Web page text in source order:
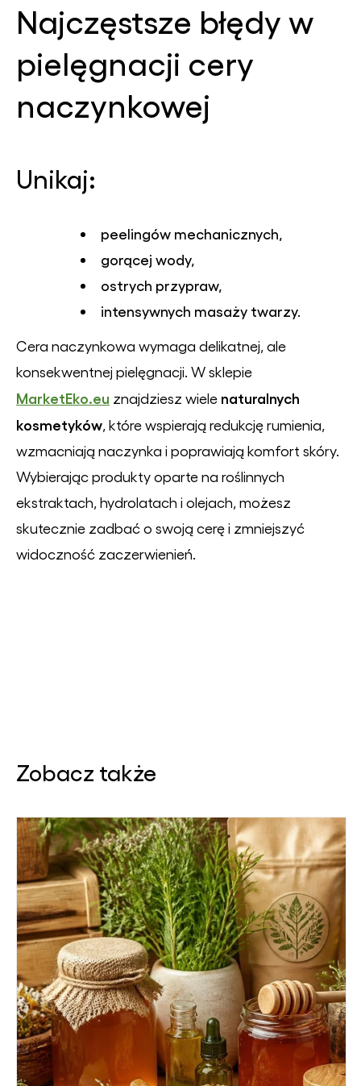
Najczęstsze błędy w
pielęgnacji cery
naczynkowej
Unikaj:
peelingów mechanicznych,
gorącej wody,
ostrych przypraw,
intensywnych masaży twarzy.
Cera naczynkowa wymaga delikatnej, ale
konsekwentnej pielęgnacji. W sklepie
MarketEko.eu znajdziesz wiele naturalnych
kosmetyków , które wspierają redukcję rumienia,
wzmacniają naczynka i poprawiają komfort skóry.
Wybierając produkty oparte na roślinnych
ekstraktach, hydrolatach i olejach, możesz
skutecznie zadbać o swoją cerę i zmniejszyć
widoczność zaczerwienień.
Zobacz także